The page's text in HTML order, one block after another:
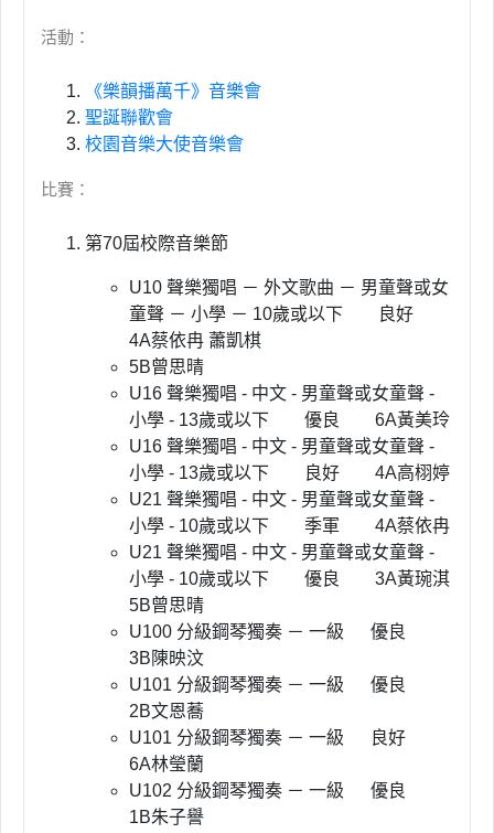
活動：
《樂韻播萬千》音樂會
聖誕聯歡會
校園音樂大使音樂會
比賽：
第70屆校際音樂節
U10 聲樂獨唱 － 外文歌曲 － 男童聲或女
童聲 － 小學 － 10歲或以下 良好
4A蔡依冉 蕭凱棋
5B曾思晴
U16 聲樂獨唱 - 中文 - 男童聲或女童聲 -
小學 - 13歲或以下 優良 6A黃美玲
U16 聲樂獨唱 - 中文 - 男童聲或女童聲 -
小學 - 13歲或以下 良好 4A高栩婷
U21 聲樂獨唱 - 中文 - 男童聲或女童聲 -
小學 - 10歲或以下 季軍 4A蔡依冉
U21 聲樂獨唱 - 中文 - 男童聲或女童聲 -
小學 - 10歲或以下 優良 3A黃琬淇
5B曾思晴
U100 分級鋼琴獨奏 － 一級 優良
3B陳映汶
U101 分級鋼琴獨奏 － 一級 優良
2B文恩蕎
U101 分級鋼琴獨奏 － 一級 良好
6A林瑩蘭
U102 分級鋼琴獨奏 － 一級 優良
1B朱子譽